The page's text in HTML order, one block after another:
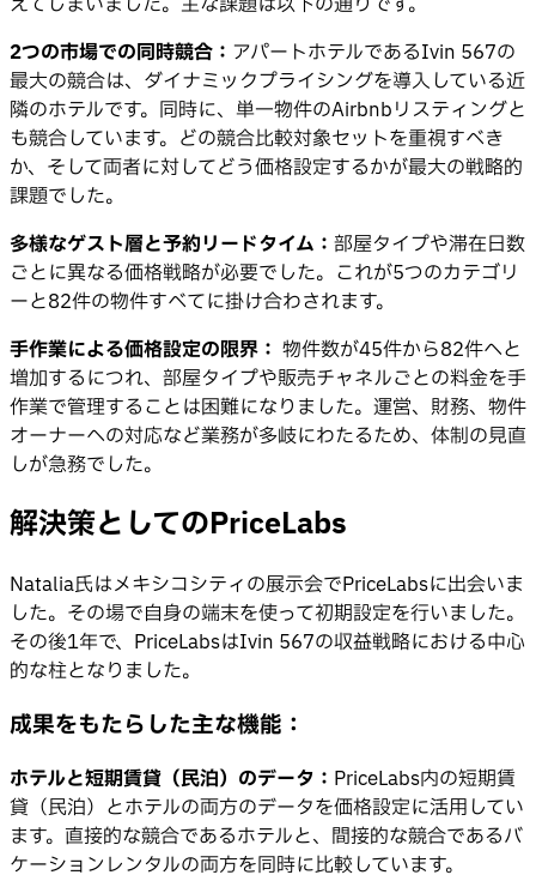
2つの市場での同時競合： アパートホテルであるIvin 567の
最大の競合は、ダイナミックプライシングを導入している近
隣のホテルです。同時に、単一物件のAirbnbリスティングと
も競合しています。どの競合比較対象セットを重視すべき
か、そして両者に対してどう価格設定するかが最大の戦略的
課題でした。
多様なゲスト層と予約リードタイム： 部屋タイプや滞在日数
ごとに異なる価格戦略が必要でした。これが5つのカテゴリ
ーと82件の物件すべてに掛け合わされます。
手作業による価格設定の限界： 物件数が45件から82件へと
増加するにつれ、部屋タイプや販売チャネルごとの料金を手
作業で管理することは困難になりました。運営、財務、物件
オーナーへの対応など業務が多岐にわたるため、体制の見直
しが急務でした。
解決策としてのPriceLabs
Natalia氏はメキシコシティの展示会でPriceLabsに出会いま
した。その場で自身の端末を使って初期設定を行いました。
その後1年で、PriceLabsはIvin 567の収益戦略における中心
的な柱となりました。
成果をもたらした主な機能：
ホテルと短期賃貸（民泊）のデータ： PriceLabs内の短期賃
貸（民泊）とホテルの両方のデータを価格設定に活用してい
ます。直接的な競合であるホテルと、間接的な競合であるバ
ケーションレンタルの両方を同時に比較しています。